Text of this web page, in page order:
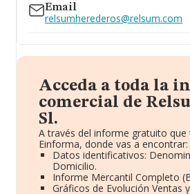
Email
relsumherederos@relsum.com
Acceda a toda la
comercial de
Sl.
A través del informe gratuito
Einforma, donde vas a encontrar:
Datos identificativos:
Domicilio.
Informe Mercantil Completo
Gráficos de Evolución Ventas